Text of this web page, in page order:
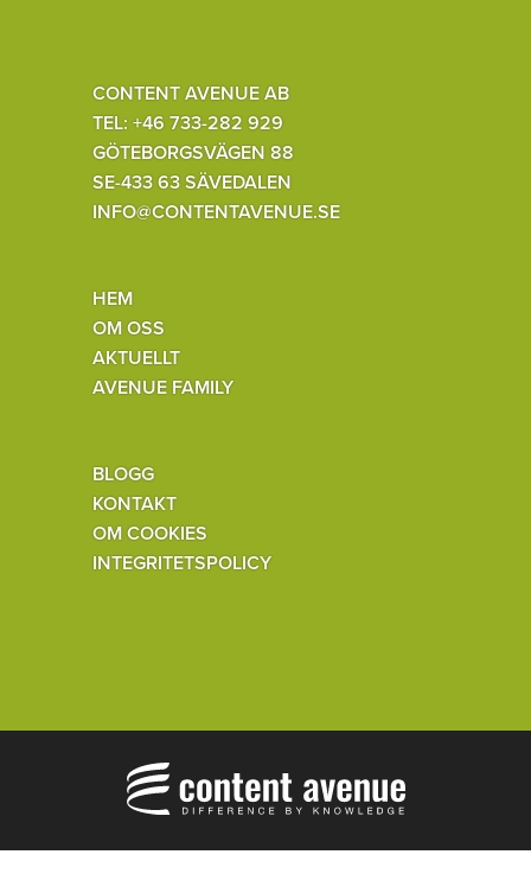
CONTENT AVENUE AB
TEL: +46 733-282 929
GÖTEBORGSVÄGEN 88
SE-433 63 SÄVEDALEN
INFO@CONTENTAVENUE.SE
HEM
OM OSS
AKTUELLT
AVENUE FAMILY
BLOGG
KONTAKT
OM COOKIES
INTEGRITETSPOLICY